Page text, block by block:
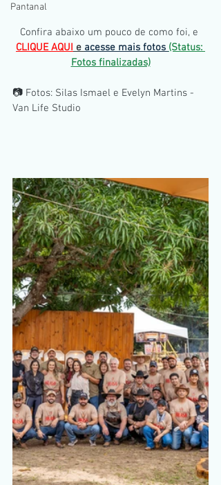
Pantanal
Confira abaixo um pouco de como foi, e
CLIQUE AQUI e acesse mais fotos (Status:
Fotos finalizadas)
📷 Fotos: Silas Ismael e Evelyn Martins -
Van Life Studio